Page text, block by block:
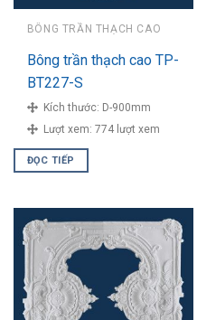
BÔNG TRẦN THẠCH CAO
Bông trần thạch cao TP-
BT227-S
Kích thước: D-900mm
Lượt xem: 774 lượt xem
ĐỌC TIẾP